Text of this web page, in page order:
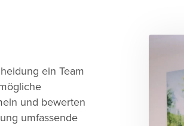
ein Team
und bewerten
umfassende